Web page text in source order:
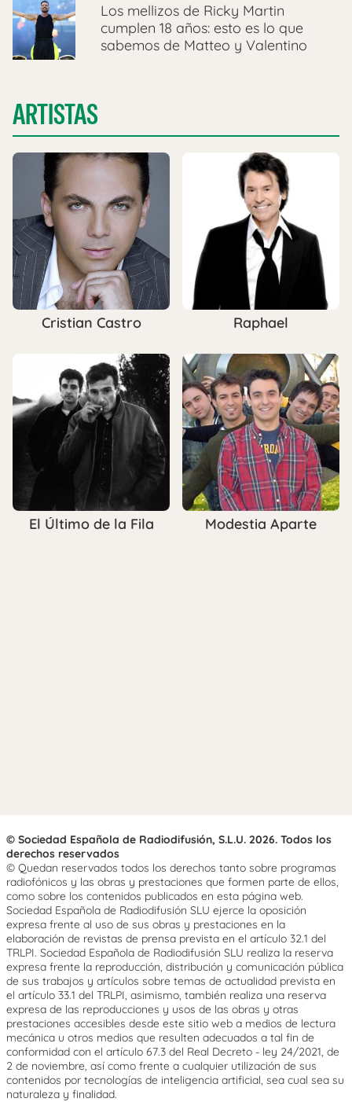
Los mellizos de Ricky Martin
cumplen 18 años: esto es lo que
sabemos de Matteo y Valentino
ARTISTAS
Cristian Castro Raphael
El Último de la Fila Modestia Aparte
© Sociedad Española de Radiodifusión, S.L.U. 2026. Todos los
derechos reservados
© Quedan reservados todos los derechos tanto sobre programas
radiofónicos y las obras y prestaciones que formen parte de ellos,
como sobre los contenidos publicados en esta página web.
Sociedad Española de Radiodifusión SLU ejerce la oposición
expresa frente al uso de sus obras y prestaciones en la
elaboración de revistas de prensa prevista en el artículo 32.1 del
TRLPI. Sociedad Española de Radiodifusión SLU realiza la reserva
expresa frente la reproducción, distribución y comunicación pública
de sus trabajos y artículos sobre temas de actualidad prevista en
el artículo 33.1 del TRLPI, asimismo, también realiza una reserva
expresa de las reproducciones y usos de las obras y otras
prestaciones accesibles desde este sitio web a medios de lectura
mecánica u otros medios que resulten adecuados a tal fin de
conformidad con el artículo 67.3 del Real Decreto - ley 24/2021, de
2 de noviembre, así como frente a cualquier utilización de sus
contenidos por tecnologías de inteligencia artificial, sea cual sea su
naturaleza y finalidad.